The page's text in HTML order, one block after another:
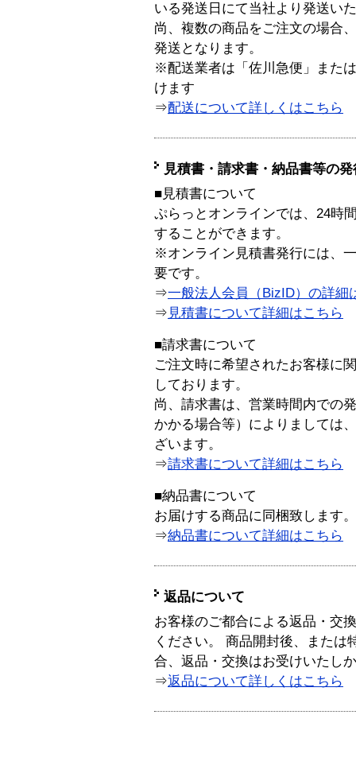
いる発送日にて当社より発送い
尚、複数の商品をご注文の場合
発送となります。
※配送業者は「佐川急便」また
けます
⇒配送について詳しくはこちら
見積書・請求書・納品書等の
■見積書について
ぷらっとオンラインでは、24時
することができます。
※オンライン見積書発行には、
要です。
⇒一般法人会員（BizID）の詳細
⇒ 見積書について詳細はこちら
■請求書について
ご注文時に希望されたお客様に
しております。
尚、請求書は、営業時間内での
かかる場合等）によりましては
ざいます。
⇒請求書について詳細はこちら
■納品書について
お届けする商品に同梱致します。
⇒納品書について詳細はこちら
返品について
お客様のご都合による返品・交
ください。 商品開封後、または
合、返品・交換はお受けいたし
⇒返品について詳しくはこちら